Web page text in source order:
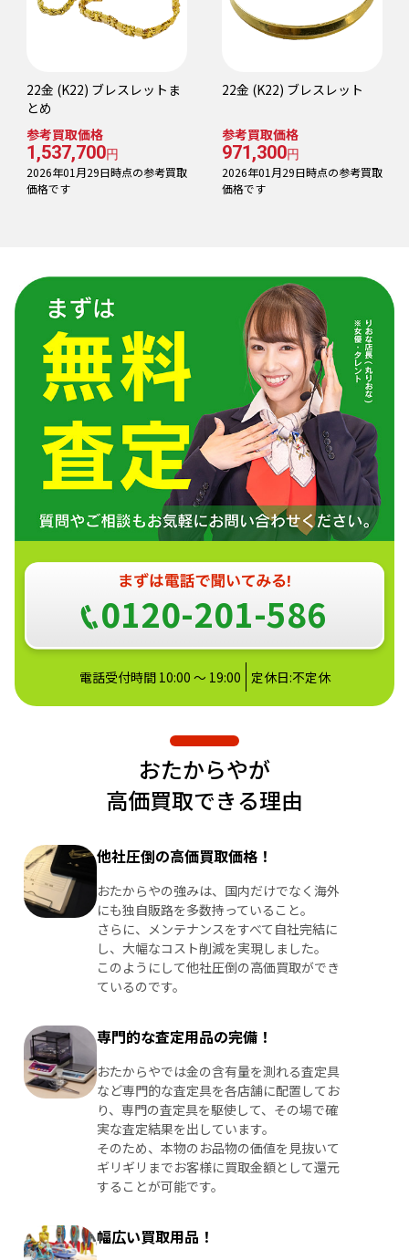
22金 (K22) ブレスレットま
とめ
参考買取価格
1,537,700円
2026年01月29日時点の参考買取
価格です
22金 (K22) ブレスレット
参考買取価格
971,300円
2026年01月29日時点の参考買取
価格です
0120-201-586
電話受付時間 10:00 ～ 19:00 定休日:不定休
おたからやが
高価買取できる理由
他社圧倒の高価買取価格！
おたからやの強みは、国内だけでなく海外
にも独自販路を多数持っていること。
さらに、メンテナンスをすべて自社完結に
し、大幅なコスト削減を実現しました。
このようにして他社圧倒の高価買取ができ
ているのです。
専門的な査定用品の完備！
おたからやでは金の含有量を測れる査定具
など専門的な査定具を各店舗に配置してお
り、専門の査定具を駆使して、その場で確
実な査定結果を出しています。
そのため、本物のお品物の価値を見抜いて
ギリギリまでお客様に買取金額として還元
することが可能です。
幅広い買取用品！